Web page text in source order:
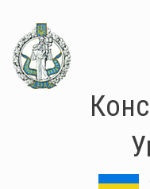
основного
матеріалу